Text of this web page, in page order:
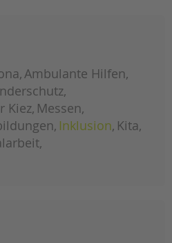
Ambulante Hilfen
Kiez Messen
Inklusion Kita